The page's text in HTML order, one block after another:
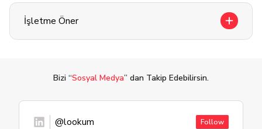
İşletme Öner
Bizi “Sosyal Medya” dan Takip Edebilirsin.
@lookum Follow